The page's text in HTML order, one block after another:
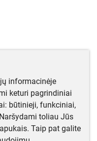
informacinėje
keturi pagrindiniai
būtinieji, funkciniai,
toliau Jūs
Taip pat galite